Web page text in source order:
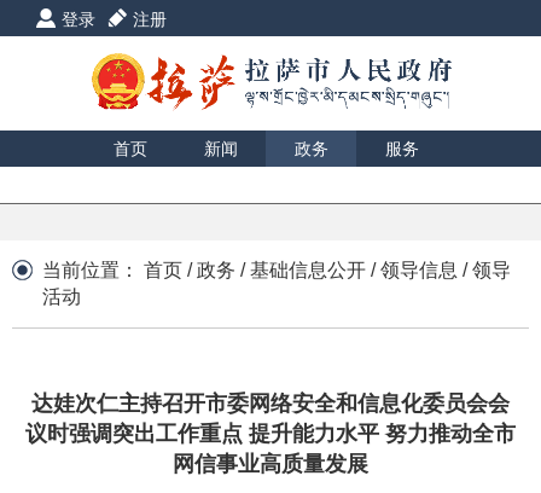
登录 注册
首页 新闻 政务
服务
当前位置： 首页 /政务 /基础信息公开 /领导信息 /领导
活动
达娃次仁主持召开市委网络安全和信息化委员会会
议时强调突出工作重点 提升能力水平 努力推动全市
网信事业高质量发展